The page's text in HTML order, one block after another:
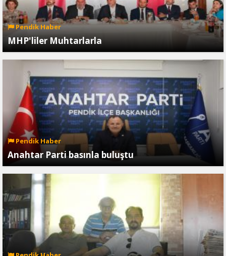
Pendik Haber
MHP'liler Muhtarlarla
Pendik Haber
Anahtar Parti basınla buluştu